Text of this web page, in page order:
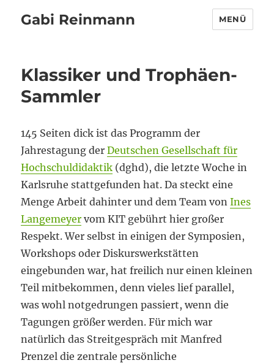
Gabi Reinmann MENÜ
Klassiker und Trophäen-
Sammler
145 Seiten dick ist das Programm der
Jahrestagung derDeutschen Gesellschaft für
Hochschuldidaktik (dghd), die letzte Woche in
Karlsruhe stattgefunden hat. Da steckt eine
Menge Arbeit dahinter und dem Team vonInes
Langemeyer vom KIT gebührt hier großer
Respekt. Wer selbst in einigen der Symposien,
Workshops oder Diskurswerkstätten
eingebunden war, hat freilich nur einen kleinen
Teil mitbekommen, denn vieles lief parallel,
was wohl notgedrungen passiert, wenn die
Tagungen größer werden. Für mich war
natürlich das Streitgespräch mit Manfred
Prenzel die zentrale persönliche